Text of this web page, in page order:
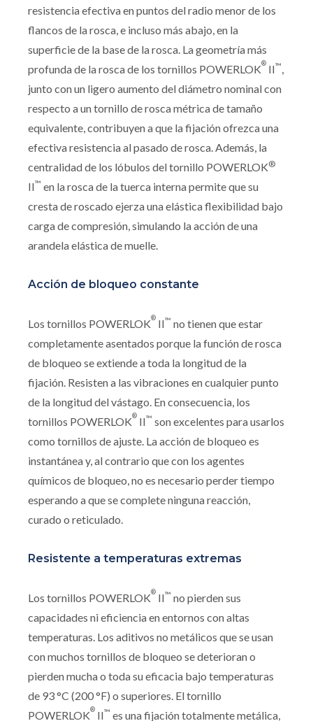
resistencia efectiva en puntos del radio menor de los
flancos de la rosca, e incluso más abajo, en la
superficie de la base de la rosca. La geometría más
profunda de la rosca de los tornillos POWERLOK® II™
junto con un ligero aumento del diámetro nominal con
respecto a un tornillo de rosca métrica de tamaño
equivalente, contribuyen a que la fijación ofrezca una
efectiva resistencia al pasado de rosca. Además, la
centralidad de los lóbulos del tornillo POWERLOK®
II™ en la rosca de la tuerca interna permite que su
cresta de roscado ejerza una elástica flexibilidad bajo
carga de compresión, simulando la acción de una
arandela elástica de muelle.
Acción de bloqueo constante
Los tornillos POWERLOK® II™ no tienen que estar
completamente asentados porque la función de rosca
de bloqueo se extiende a toda la longitud de la
fijación. Resisten a las vibraciones en cualquier punto
de la longitud del vástago. En consecuencia, los
tornillos POWERLOK® II™ son excelentes para usarlos
como tornillos de ajuste. La acción de bloqueo es
instantánea y, al contrario que con los agentes
químicos de bloqueo, no es necesario perder tiempo
esperando a que se complete ninguna reacción,
curado o reticulado.
Resistente a temperaturas extremas
Los tornillos POWERLOK® II™ no pierden sus
capacidades ni eficiencia en entornos con altas
temperaturas. Los aditivos no metálicos que se usan
con muchos tornillos de bloqueo se deterioran o
pierden mucha o toda su eficacia bajo temperaturas
de 93 °C (200 °F) o superiores. El tornillo
POWERLOK® II™ es una fijación totalmente metálica,